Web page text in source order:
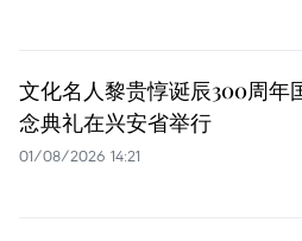
文化名人黎贵惇诞辰300周年
念典礼在兴安省举行
01/08/2026 14:21